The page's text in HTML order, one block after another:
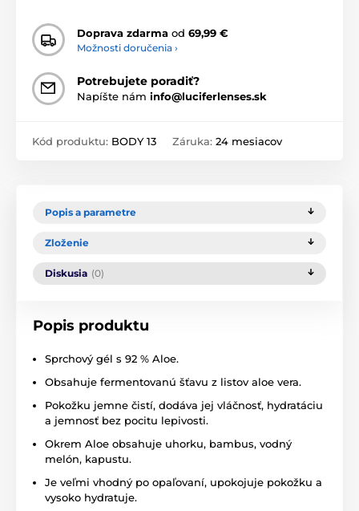
Doprava zdarma od 69,99 €
Možnosti doručenia ›
Potrebujete poradiť?
Napíšte nám info@luciferlenses.sk
Kód produktu: BODY 13 Záruka: 24 mesiacov
Popis a parametre
Zloženie
Diskusia (0)
Popis produktu
Sprchový gél s 92 % Aloe.
Obsahuje fermentovanú šťavu z listov aloe vera.
Pokožku jemne čistí, dodáva jej vláčnosť, hydratáciu
a jemnosť bez pocitu lepivosti.
Okrem Aloe obsahuje uhorku, bambus, vodný
melón, kapustu.
Je veľmi vhodný po opaľovaní, upokojuje pokožku a
vysoko hydratuje.